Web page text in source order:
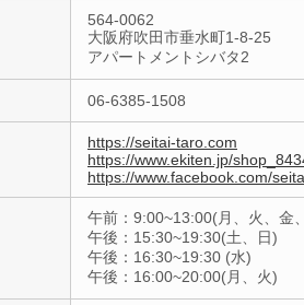
564-0062
大阪府吹田市垂水町1-8-25
アパートメントシバタ2
06-6385-1508
https://seitai-taro.com
https://www.ekiten.jp/
https://www.facebook.com/
午前：9:00~13:00(月、火、金
午後：15:30~19:30(土、日)
午後：16:30~19:30 (水)
午後：16:00~20:00(月、火)